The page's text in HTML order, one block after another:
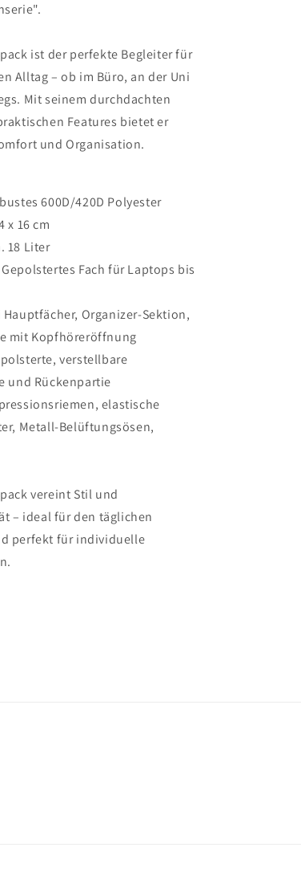
ist der perfekte Begleiter für
Alltag – ob im Büro, an der Uni
Mit seinem durchdachten
Features bietet er
und Organisation.
600D/420D Polyester
x 16 cm
18 Liter
Gepolstertes Fach für Laptops bis
Hauptfächer, Organizer-Sektion,
mit Kopfhöreröffnung
verstellbare
und Rückenpartie
elastische
Metall-Belüftungsösen,
vereint Stil und
– ideal für den täglichen
perfekt für individuelle